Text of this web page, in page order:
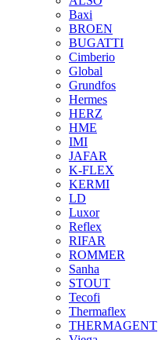
Baxi
BROEN
BUGATTI
Cimberio
Global
Grundfos
Hermes
HERZ
HME
IMI
JAFAR
K-FLEX
KERMI
LD
Luxor
Reflex
RIFAR
ROMMER
Sanha
STOUT
Tecofi
Thermaflex
THERMAGENT